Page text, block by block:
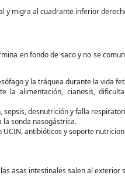
y migra al cuadrante inferior
en fondo de saco y no se
y la tráquea durante la vida
la alimentación, cianosis,
sepsis, desnutrición y falla
la sonda nasogástrica.
antibióticos y soporte
asas intestinales salen al